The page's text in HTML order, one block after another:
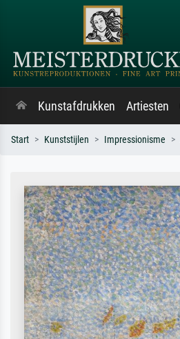
Kunstafdrukken Artiesten
Start Kunststijlen Impressionisme